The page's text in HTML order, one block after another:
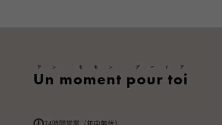
Un moment pour toi
アン モモン プートア
24時間営業（年中無休）